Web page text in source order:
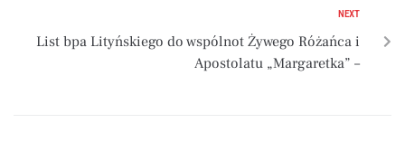
NEXT
List bpa Lityńskiego do wspólnot Żywego Różańca i
Apostolatu „Margaretka” –